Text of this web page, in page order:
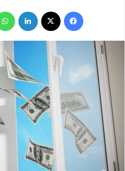
فيسبوك لينكدإن